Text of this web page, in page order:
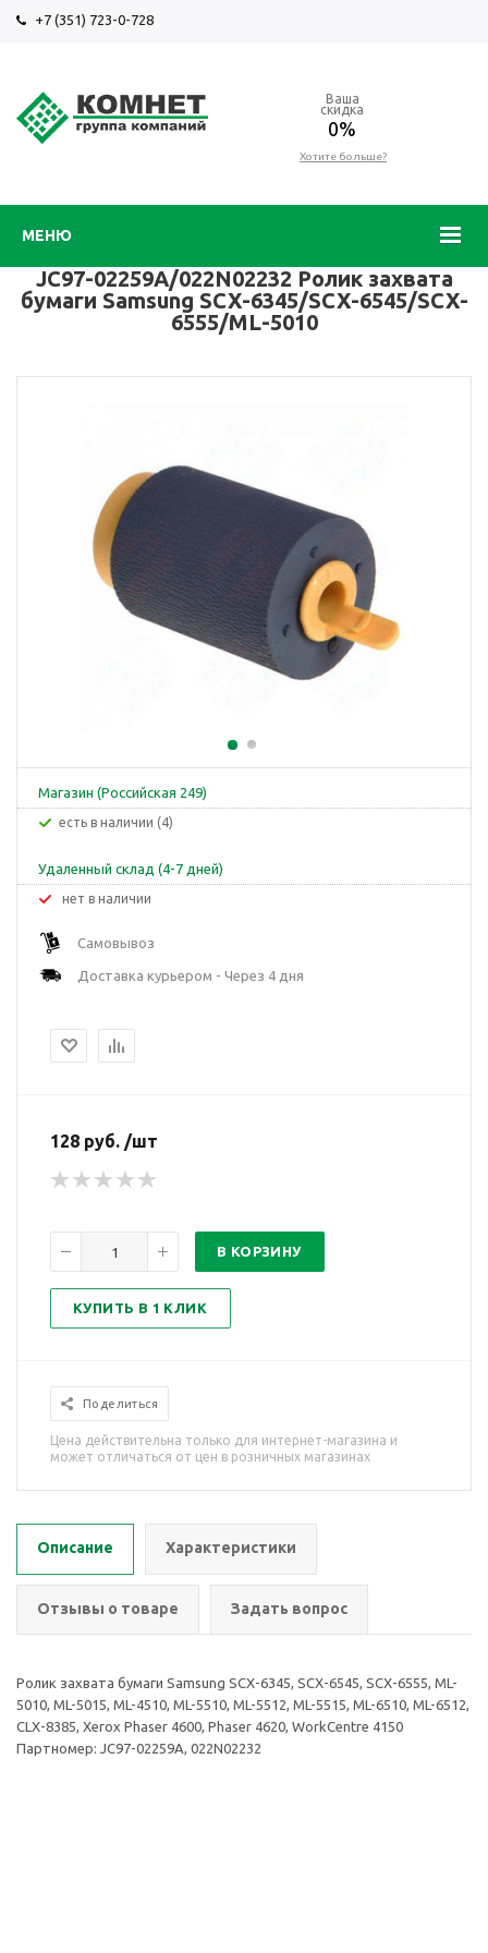
+7 (351) 723-0-728
МЕНЮ
Ваша
скидка
0%
Хотите больше?
JC97-02259A/022N02232 Ролик захвата
бумаги Samsung SCX-6345/SCX-6545/SCX-
6555/ML-5010
Магазин (Российская 249)
Есть в наличии (4)
Удаленный склад (4-7 дней)
Нет в наличии
Самовывоз
Доставка курьером - Через 4 дня
128 руб. /шт
В КОРЗИНУ
КУПИТЬ В 1 КЛИК
Поделиться
Цена действительна только для интернет-магазина и
может отличаться от цен в розничных магазинах
Описание Характеристики
Отзывы о товаре Задать вопрос
Ролик захвата бумаги Samsung SCX-6345, SCX-6545, SCX-6555, ML-
5010, ML-5015, ML-4510, ML-5510, ML-5512, ML-5515, ML-6510, ML-6512,
CLX-8385, Xerox Phaser 4600, Phaser 4620, WorkCentre 4150
Партномер: JC97-02259A, 022N02232